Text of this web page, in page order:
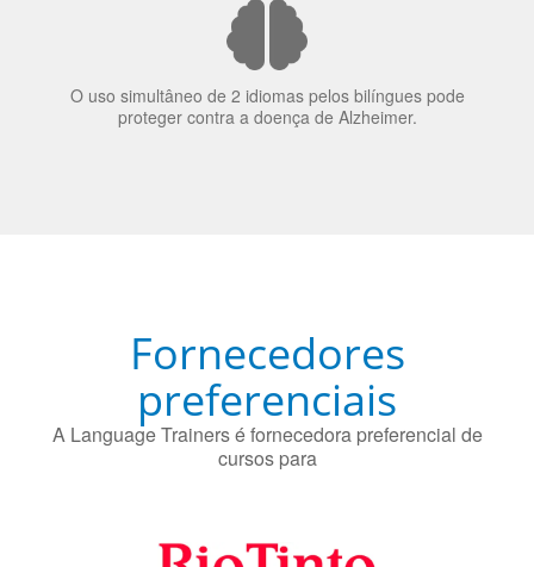
O uso simultâneo de 2 idiomas pelos bilíngues pode
proteger contra a doença de Alzheimer.
Fornecedores
preferenciais
A Language Trainers é fornecedora preferencial de
cursos para